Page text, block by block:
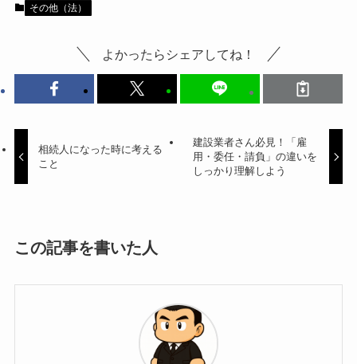
その他（法）
よかったらシェアしてね！
相続人になった時に考える
こと
建設業者さん必見！「雇
用・委任・請負」の違いを
しっかり理解しよう
この記事を書いた人